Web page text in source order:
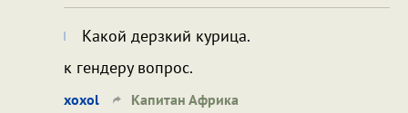
Какой дерзкий курица.
к гендеру вопрос.
xoxol Капитан Африка